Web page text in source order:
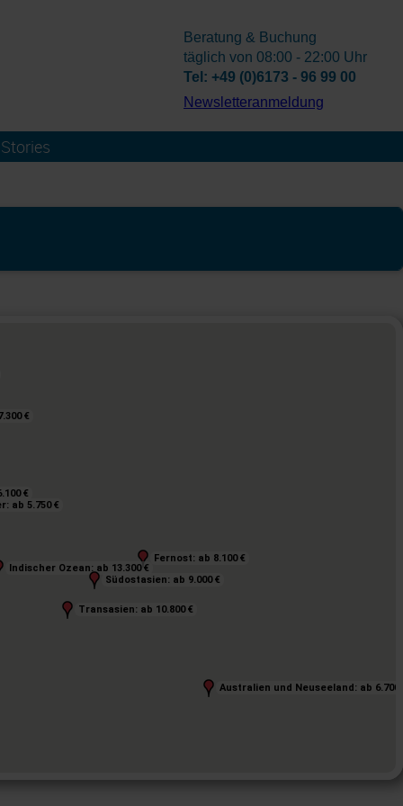
Beratung & Buchung
täglich von 08:00 - 22:00 Uhr
Tel: +49 (0)6173 - 96 99 00
­Newsletteranmeldung
ab 5.750 €
€
Fernost: ab 8.100 €
Indischer Ozean: ab 13.300 €
Australien und Neuseeland: ab 6.700
Südostasien: ab 9.000 €
€
Transasien: ab 10.800 €
ab 5.750 €
€
Fernost: ab 8.100 €
Indischer Ozean: ab 13.300 €
Australien und Neuseeland: ab 6.700
Südostasien: ab 9.000 €
€
Transasien: ab 10.800 €